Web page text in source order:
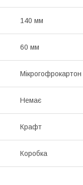
140 мм
60 мм
Мікрогофрокартон
Немає
Крафт
Коробка